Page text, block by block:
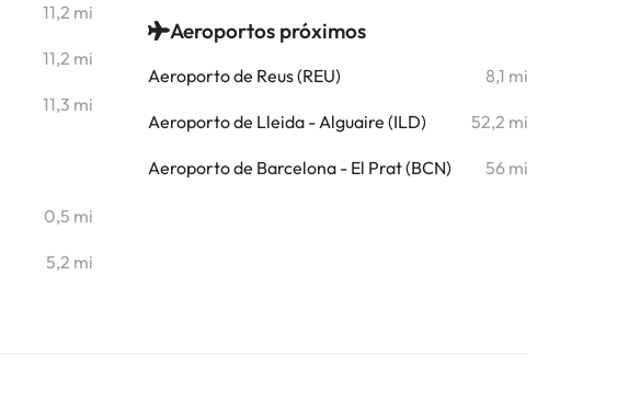
11,2 mi
11,2 mi
11,3 mi
0,5 mi
5,2 mi
Aeroportos próximos
Aeroporto de Reus (REU) 8,1 mi
Aeroporto de Lleida - Alguaire (ILD) 52,2 mi
Aeroporto de Barcelona - El Prat (BCN) 56 mi